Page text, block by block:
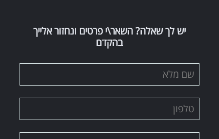
יש לך שאלה? השאר\י פרטים ונחזור אלייך
בהקדם